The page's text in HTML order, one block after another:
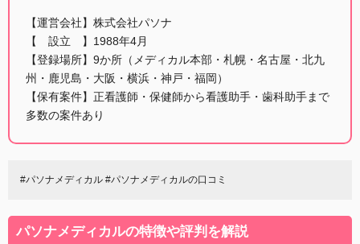
【運営会社】株式会社パソナ
【 設立 】1988年4月
【登録場所】9か所（メディカル本部・札幌・名古屋・北九
州・鹿児島・大阪・横浜・神戸・福岡）
【保有案件】正看護師・保健師から看護助手・歯科助手まで
多数の案件あり
#パソナメディカル #パソナメディカルの口コミ
パソナメディカルの特徴や評判を解説